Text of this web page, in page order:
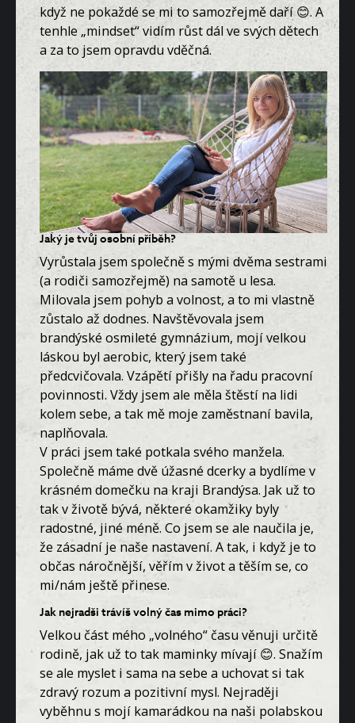
když ne pokaždé se mi to samozřejmě daří 😊. A
tenhle „mindset“ vidím růst dál ve svých dětech
a za to jsem opravdu vděčná.
Jaký je tvůj osobní příběh?
Vyrůstala jsem společně s mými dvěma sestrami
(a rodiči samozřejmě) na samotě u lesa.
Milovala jsem pohyb a volnost, a to mi vlastně
zůstalo až dodnes. Navštěvovala jsem
brandýské osmileté gymnázium, mojí velkou
láskou byl aerobic, který jsem také
předcvičovala. Vzápětí přišly na řadu pracovní
povinnosti. Vždy jsem ale měla štěstí na lidi
kolem sebe, a tak mě moje zaměstnaní bavila,
naplňovala.
V práci jsem také potkala svého manžela.
Společně máme dvě úžasné dcerky a bydlíme v
krásném domečku na kraji Brandýsa. Jak už to
tak v životě bývá, některé okamžiky byly
radostné, jiné méně. Co jsem se ale naučila je,
že zásadní je naše nastavení. A tak, i když je to
občas náročnější, věřím v život a těším se, co
mi/nám ještě přinese.
Jak nejradši trávíš volný čas mimo práci?
Velkou část mého „volného“ času věnuji určitě
rodině, jak už to tak maminky mívají 😊. Snažím
se ale myslet i sama na sebe a uchovat si tak
zdravý rozum a pozitivní mysl. Nejraději
vyběhnu s mojí kamarádkou na naši polabskou